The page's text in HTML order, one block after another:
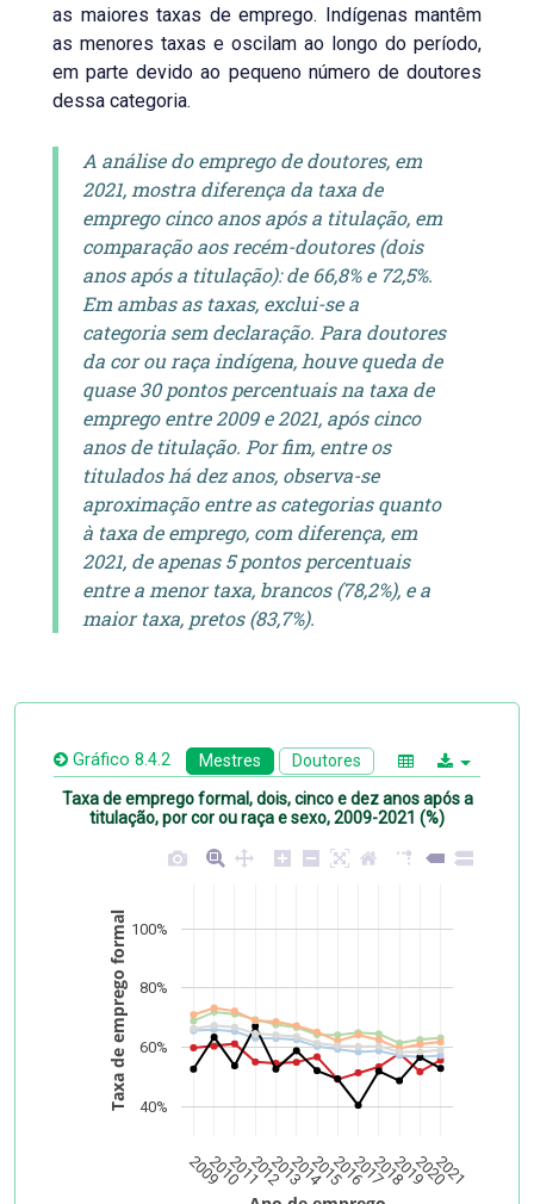
as maiores taxas de emprego. Indígenas mantêm
as menores taxas e oscilam ao longo do período,
em parte devido ao pequeno número de doutores
dessa categoria.
A análise do emprego de doutores, em
2021, mostra diferença da taxa de
emprego cinco anos após a titulação, em
comparação aos recém-doutores (dois
anos após a titulação): de 66,8% e 72,5%.
Em ambas as taxas, exclui-se a
categoria sem declaração. Para doutores
da cor ou raça indígena, houve queda de
quase 30 pontos percentuais na taxa de
emprego entre 2009 e 2021, após cinco
anos de titulação. Por fim, entre os
titulados há dez anos, observa-se
aproximação entre as categorias quanto
à taxa de emprego, com diferença, em
2021, de apenas 5 pontos percentuais
entre a menor taxa, brancos (78,2%), e a
maior taxa, pretos (83,7%).
Gráfico 8.4.2 Mestres Doutores
Taxa de emprego formal, dois, cinco e dez anos após a
titulação, por cor ou raça e sexo, 2009-2021 (%)
2009201020112012201320142015201620172018201920202021
40%
60%
80%
100%
Frame: 2 anos
Taxa de emprego formal